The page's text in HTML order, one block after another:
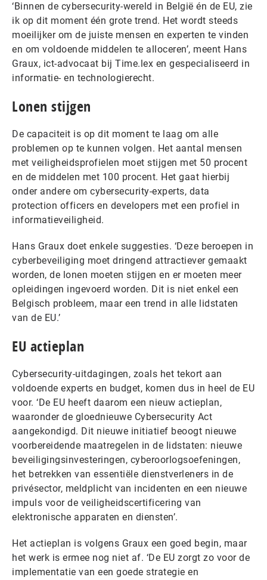
‘Binnen de cybersecurity-wereld in België én de EU, zie
ik op dit moment één grote trend. Het wordt steeds
moeilijker om de juiste mensen en experten te vinden
en om voldoende middelen te alloceren’, meent Hans
Graux, ict-advocaat bij Time.lex en gespecialiseerd in
informatie- en technologierecht.
Lonen stijgen
De capaciteit is op dit moment te laag om alle
problemen op te kunnen volgen. Het aantal mensen
met veiligheidsprofielen moet stijgen met 50 procent
en de middelen met 100 procent. Het gaat hierbij
onder andere om cybersecurity-experts, data
protection officers en developers met een profiel in
informatieveiligheid.
Hans Graux doet enkele suggesties. ‘Deze beroepen in
cyberbeveiliging moet dringend attractiever gemaakt
worden, de lonen moeten stijgen en er moeten meer
opleidingen ingevoerd worden. Dit is niet enkel een
Belgisch probleem, maar een trend in alle lidstaten
van de EU.’
EU actieplan
Cybersecurity-uitdagingen, zoals het tekort aan
voldoende experts en budget, komen dus in heel de EU
voor. ‘De EU heeft daarom een nieuw actieplan,
waaronder de gloednieuwe Cybersecurity Act
aangekondigd. Dit nieuwe initiatief beoogt nieuwe
voorbereidende maatregelen in de lidstaten: nieuwe
beveiligingsinvesteringen, cyberoorlogsoefeningen,
het betrekken van essentiële dienstverleners in de
privésector, meldplicht van incidenten en een nieuwe
impuls voor de veiligheidscertificering van
elektronische apparaten en diensten’.
Het actieplan is volgens Graux een goed begin, maar
het werk is ermee nog niet af. ‘De EU zorgt zo voor de
implementatie van een goede strategie en